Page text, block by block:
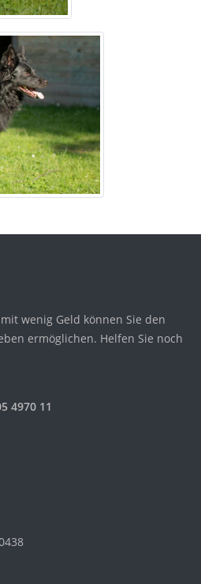
wenig Geld können Sie den
ermöglichen. Helfen Sie noch
4970 11